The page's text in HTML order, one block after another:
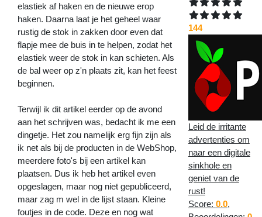
elastiek af haken en de nieuwe erop
haken. Daarna laat je het geheel waar
rustig de stok in zakken door even dat
flapje mee de buis in te helpen, zodat het
elastiek weer de stok in kan schieten. Als
de bal weer op z'n plaats zit, kan het feest
beginnen.
Terwijl ik dit artikel eerder op de avond
aan het schrijven was, bedacht ik me een
dingetje. Het zou namelijk erg fijn zijn als
ik net als bij de producten in de WebShop,
meerdere foto's bij een artikel kan
plaatsen. Dus ik heb het artikel even
opgeslagen, maar nog niet gepubliceerd,
maar zag m wel in de lijst staan. Kleine
foutjes in de code. Deze en nog wat
144
Leid de irritante
advertenties om
naar een digitale
sinkhole en
geniet van de
rust!
Score: 0.0,